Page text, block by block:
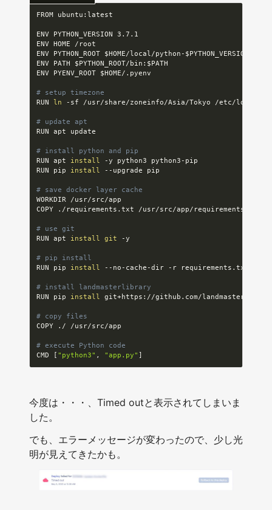
FROM ubuntu:latest
ENV PYTHON_VERSION 3.7.1
ENV HOME /root
ENV PYTHON_ROOT $HOME/local/python- $PYTHON_VERSION
ENV PATH $PYTHON_ROOT/bin: $PATH
ENV PYENV_ROOT $HOME/.pyenv
# setup timezone
RUN ln -sf /usr/share/zoneinfo/Asia/Tokyo /etc/
# update apt
RUN apt update
# install python and pip
RUN apt install
-y python3 python3-pip
RUN pip install --upgrade pip
# save docker layer cache
WORKDIR /usr/src/app
COPY ./requirements.txt /usr/src/app/requirements.txt
# use git
RUN apt install git -y
# pip install
RUN pip install --no-cache-dir -r requirements.txt
# install landmasterlibrary
RUN pip install git+https://github.com/landmaster135/
# copy files
COPY ./ /usr/src/app
# execute Python code
CMD
[ "python3" , "app.py" ]
今度は・・・、Timed outと表示されてしまいま
した。
でも、エラーメッセージが変わったので、少し光
明が見えてきたかも。